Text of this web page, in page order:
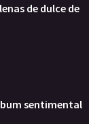
de dulce de
sentimental